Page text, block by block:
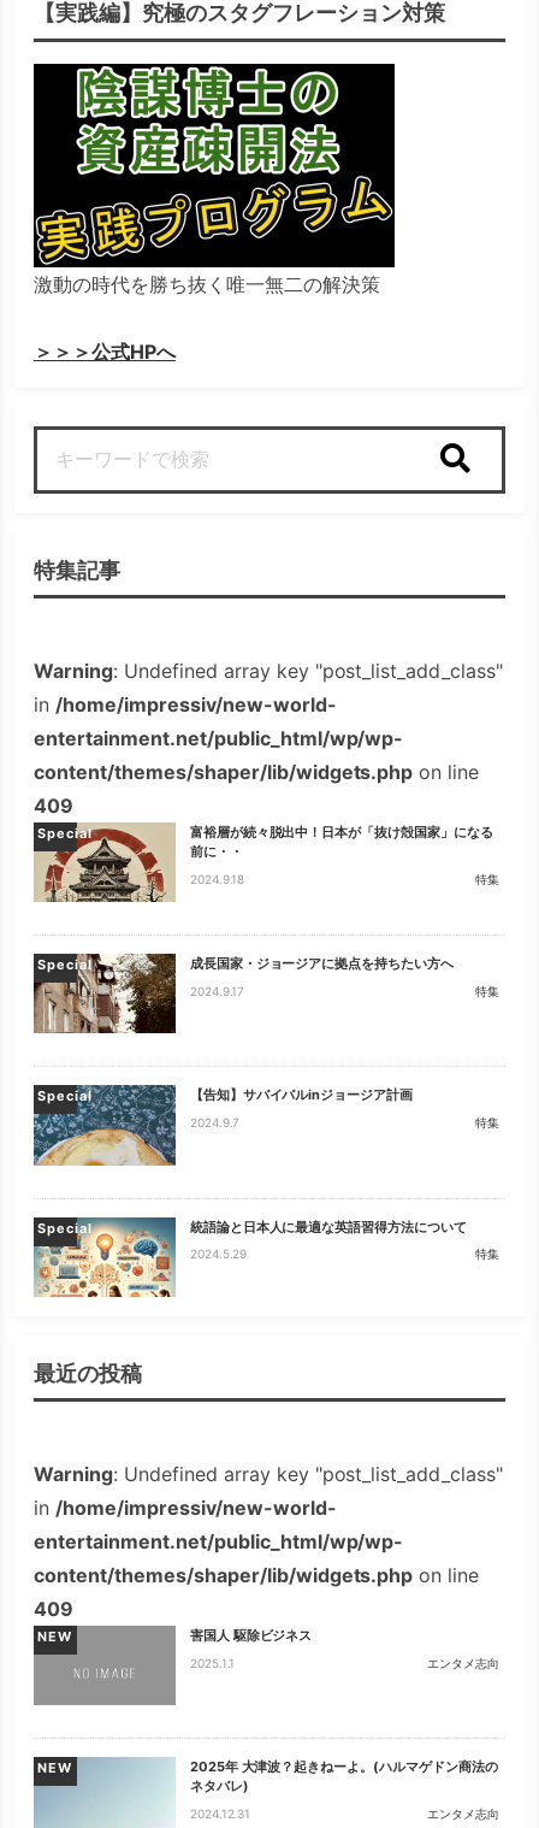
【実践編】究極のスタグフレーション対策
激動の時代を勝ち抜く唯一無二の解決策
＞＞＞公式HPへ
特集記事
Warning: Undefined array key "post_list_add_class"
in /home/impressiv/new-world-
entertainment.net/public_html/wp/wp-
content/themes/shaper/lib/widgets.php on line
409
Special
富裕層が続々脱出中！日本が「抜け殻国家」になる
前に・・
2024.9.18 特集
Special 成長国家・ジョージアに拠点を持ちたい方へ
2024.9.17 特集
Special 【告知】サバイバルinジョージア計画
2024.9.7 特集
Special 統語論と日本人に最適な英語習得方法について
2024.5.29 特集
最近の投稿
Warning: Undefined array key "post_list_add_class"
in /home/impressiv/new-world-
entertainment.net/public_html/wp/wp-
content/themes/shaper/lib/widgets.php on line
409
NEW 害国人 駆除ビジネス
2025.1.1 エンタメ志向
NEW
2025年 大津波？起きねーよ。(ハルマゲドン商法の
ネタバレ)
2024.12.31 エンタメ志向